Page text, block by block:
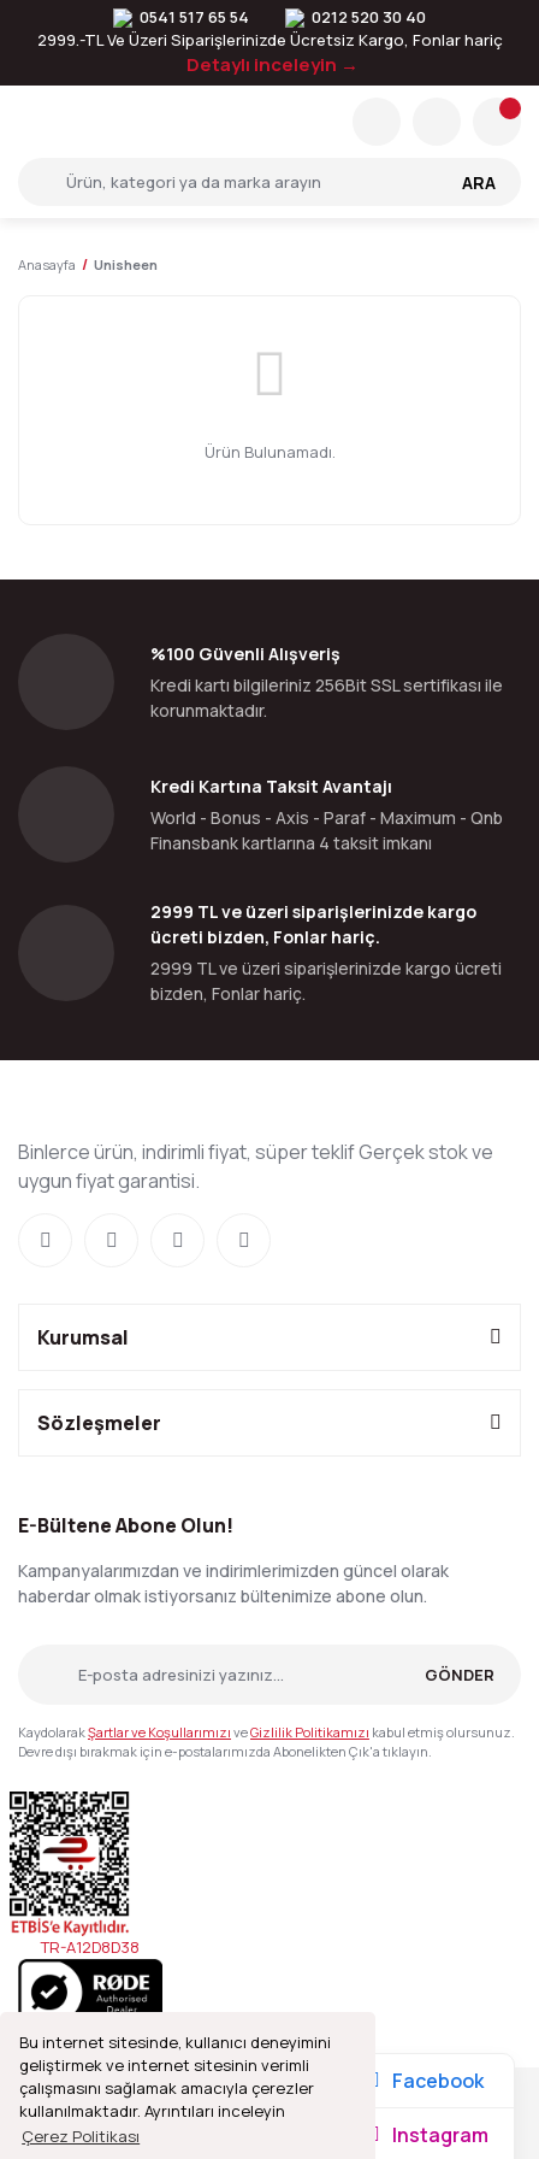
Bu internet sitesinde, kullanıcı deneyimini
geliştirmek ve internet sitesinin verimli
çalışmasını sağlamak amacıyla çerezler
kullanılmaktadır. Ayrıntıları inceleyin
Çerez Politikası
0541 517 65 54
0212 520 30 40
2999.-TL Ve Üzeri Siparişlerinizde Ücretsiz Kargo, Fonlar hariç
Detaylı inceleyin →
ARA
Anasayfa Unisheen
Ürün Bulunamadı.
%100 Güvenli Alışveriş
Kredi kartı bilgileriniz 256Bit SSL sertifikası ile
korunmaktadır.
Kredi Kartına Taksit Avantajı
World - Bonus - Axis - Paraf - Maximum - Qnb
Finansbank kartlarına 4 taksit imkanı
2999 TL ve üzeri siparişlerinizde kargo
ücreti bizden, Fonlar hariç.
2999 TL ve üzeri siparişlerinizde kargo ücreti
bizden, Fonlar hariç.
Binlerce ürün, indirimli fiyat, süper teklif Gerçek stok ve
uygun fiyat garantisi.
Kurumsal
Sözleşmeler
E-Bültene Abone Olun!
Kampanyalarımızdan ve indirimlerimizden güncel olarak
haberdar olmak istiyorsanız bültenimize abone olun.
GÖNDER
KaydolarakŞartlar ve Koşullarımızı veGizlilik Politikamızı kabul etmiş olursunuz.
Devre dışı bırakmak için e-postalarımızda Abonelikten Çık'a tıklayın.
TR-A12D8D38
2021© Refleks Fotoğrafçılık, Tüm Hakları Saklıdır.
Facebook
Instagram